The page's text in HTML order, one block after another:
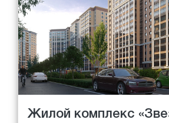
Жилой комплекс